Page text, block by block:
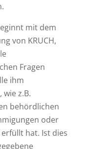
mit dem
von KRUCH,
Fragen
ihm
z.B.
behördlichen
oder
hat. Ist dies